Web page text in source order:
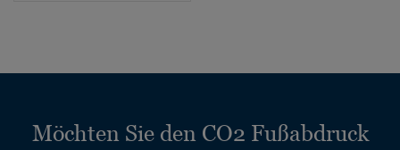
Möchten Sie den CO2 Fußabdruck